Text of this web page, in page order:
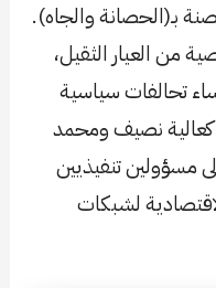
بـ(الحصانة والجاه).
الأولى 47 شخصية من العيار الثقيل،
تحالفات سياسية
كعالية نصيف ومحمد
مسؤولين تنفيذيين
لشبكات